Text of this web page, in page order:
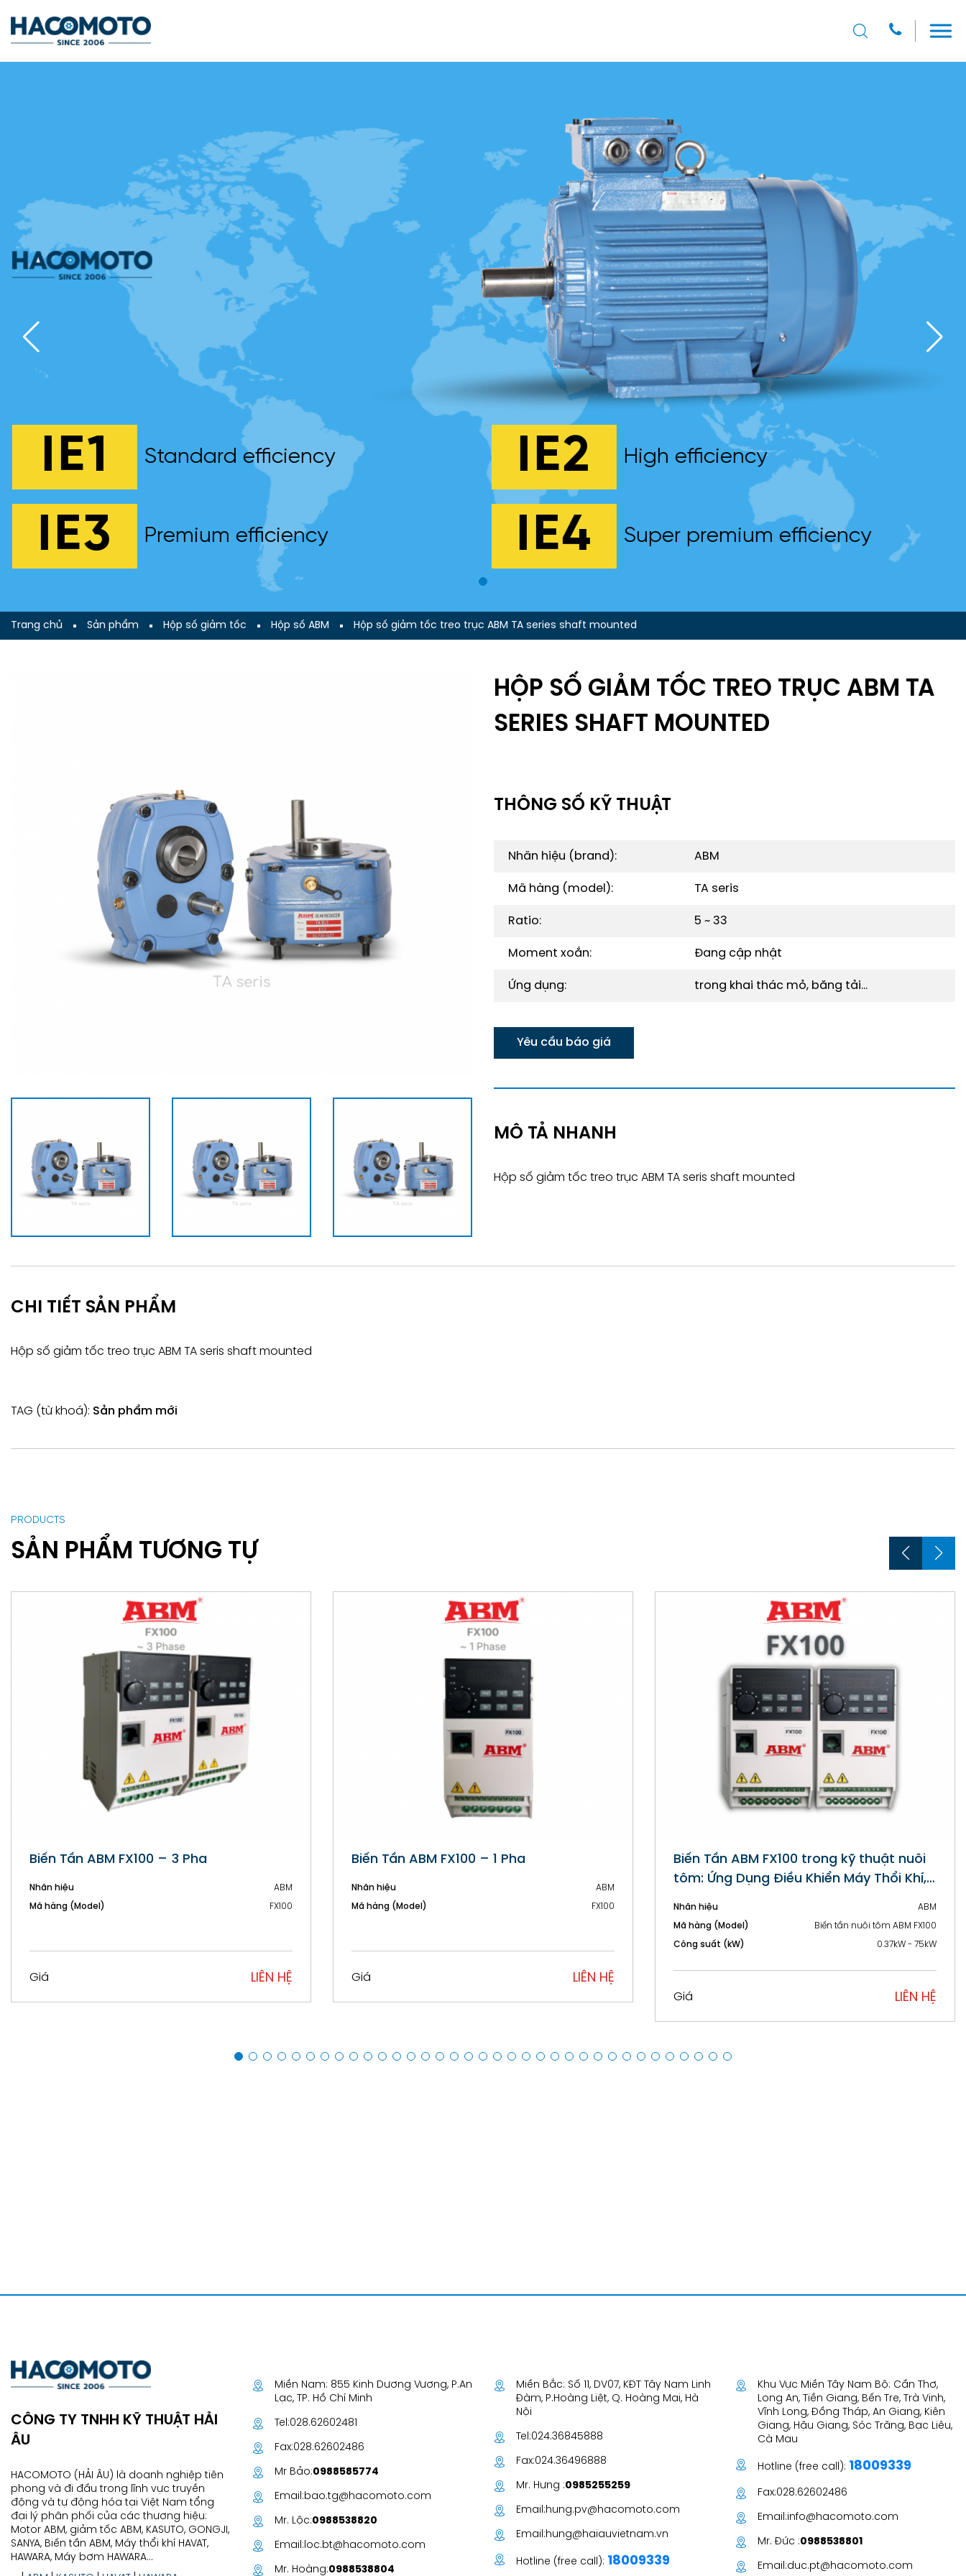
IE1 Standard efficiency IE2 High efficiency
IE3 Premium efficiency IE4 Super premium efficiency
Trang chủ Sản phẩm Hộp số giảm tốc Hộp số ABM Hộp số giảm tốc treo trục ABM TA series shaft mounted
HỘP SỐ GIẢM TỐC TREO TRỤC ABM TA
SERIES SHAFT MOUNTED
THÔNG SỐ KỸ THUẬT
Nhãn hiệu (brand): ABM
Mã hàng (model): TA seris
Ratio: 5 ~ 33
Moment xoắn: Đang cập nhật
Ứng dụng: trong khai thác mỏ, băng tải...
Yêu cầu báo giá
MÔ TẢ NHANH
Hộp số giảm tốc treo trục ABM TA seris shaft mounted
CHI TIẾT SẢN PHẨM
Hộp số giảm tốc treo trục ABM TA seris shaft mounted
TAG (từ khoá): Sản phẩm mới
PRODUCTS
SẢN PHẨM TƯƠNG TỰ
Biến Tần ABM FX100 – 1 Pha
Nhãn hiệu
ABM
Mã hàng (Model)
FX100
Giá LIÊN HỆ
Biến Tần ABM FX100 trong kỹ thuật nuôi
Quạt Sục Khí và Hệ Thống Tạo Oxy cho
Nhãn hiệu
ABM
Động cơ xoay chiều ba pha ABM –
2WJA160LC6VC – Motor dùng cho IQF-
Nhãn hiệu
ABM
Mã hàng (Model)
2WJA
Giá LIÊN HỆ
CÔNG TY TNHH KỸ THUẬT HẢI
ÂU
HACOMOTO (HẢI ÂU) là doanh nghiệp tiên
phong và đi đầu trong lĩnh vực truyền
động và tự động hóa tại Việt Nam tổng
đại lý phân phối của các thương hiệu:
Motor ABM, giảm tốc ABM, KASUTO, GONGJI,
SANYA, Biến tần ABM, Máy thổi khí HAVAT,
HAWARA, Máy bơm HAWARA...
Miền Nam: 855 Kinh Dương Vương, P.An
Lạc, TP. Hồ Chí Minh
Tel:028.62602481
Fax:028.62602486
Mr Bảo:0988585774
Email:bao.tg@hacomoto.com
Mr. Lộc:0988538820
Email:loc.bt@hacomoto.com
Mr. Hoàng:0988538804
Miền Bắc: Số 11, DV07, KĐT Tây Nam Linh
Đàm, P.Hoàng Liệt, Q. Hoàng Mai, Hà
Nội
Tel:024.36845888
Fax:024.36496888
Mr. Hưng :0985255259
Email:hung.pv@hacomoto.com
Email:hung@haiauvietnam.vn
Hotline (free call): 18009339
Khu Vực Miền Tây Nam Bộ: Cần Thơ,
Long An, Tiền Giang, Bến Tre, Trà Vinh,
Vĩnh Long, Đồng Tháp, An Giang, Kiên
Giang, Hậu Giang, Sóc Trăng, Bạc Liêu,
Cà Mau
Hotline (free call): 18009339
Fax:028.62602486
Email:info@hacomoto.com
Mr. Đức :0988538801
Email:duc.pt@hacomoto.com